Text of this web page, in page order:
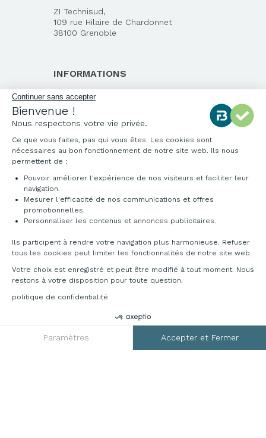
Continuer sans accepter
Bienvenue !
Nous respectons votre vie privée.
Ce que vous faites, pas qui vous êtes. Les cookies sont
nécessaires au bon fonctionnement de notre site web. Ils nous
permettent de :
Pouvoir améliorer l'expérience de nos visiteurs et faciliter leur
navigation.
Mesurer l'efficacité de nos communications et offres
promotionnelles.
Personnaliser les contenus et annonces publicitaires.
Ils participent à rendre votre navigation plus harmonieuse. Refuser
tous les cookies peut limiter les fonctionnalités de notre site web.
Votre choix est enregistré et peut être modifié à tout moment. Nous
restons à votre disposition pour toute question.
politique de confidentialité
Paramètres Accepter et Fermer
DEMANDER UN DEVIS
ZI Technisud,
109 rue Hilaire de Chardonnet
38100 Grenoble
INFORMATIONS
Qui sommes-nous ?
Notre charte qualité
Environnement
Origine des produits
Livraison et installation